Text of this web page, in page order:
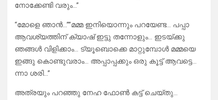
നോക്കേണ്ടി വരും…”
“മോളെ ഞാൻ…””മമ്മ ഇനിയൊന്നും പറയേണ്ട… പപ്പാ
ആവശ്യത്തിന് ക്യാഷ് ഇട്ടു തന്നോളും… ഇടയ്ക്കു
ഞങ്ങൾ വിളിക്കാം… ട്യൂബൊക്കെ മാറ്റുമ്പോൾ മമ്മയെ
ഇങ്ങു കൊണ്ടുവരാം… അപ്പാപ്പക്കും ഒരു കൂട്ട് ആവട്ടെ…
ന്നാ ശരി…”
അത്രയും പറഞ്ഞു നേഹ ഫോൺ കട്ട് ചെയ്തു…